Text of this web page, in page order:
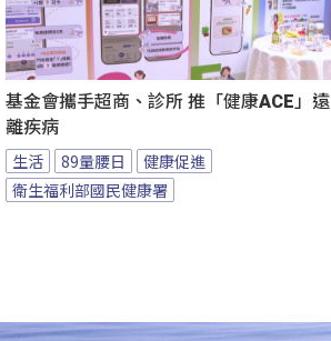
基金會攜手超商、診所 推「健康ACE」遠
離疾病
生活 89量腰日
健康促進
衛生福利部國民健康署